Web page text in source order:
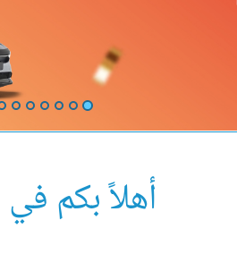
أهلاً بكم في